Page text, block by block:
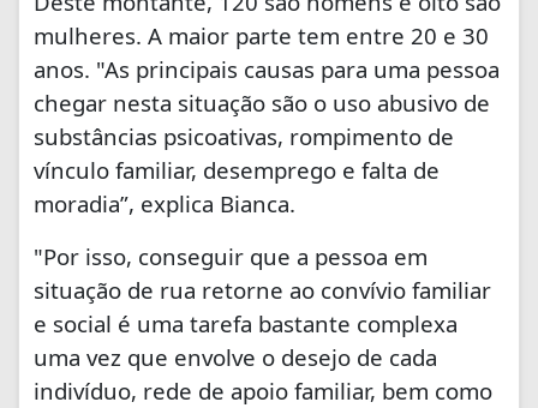
mulheres. A maior parte tem entre 20 e 30
anos. "As principais causas para uma pessoa
chegar nesta situação são o uso abusivo de
substâncias psicoativas, rompimento de
vínculo familiar, desemprego e falta de
moradia”, explica Bianca.
"Por isso, conseguir que a pessoa em
situação de rua retorne ao convívio familiar
e social é uma tarefa bastante complexa
uma vez que envolve o desejo de cada
indivíduo, rede de apoio familiar, bem como